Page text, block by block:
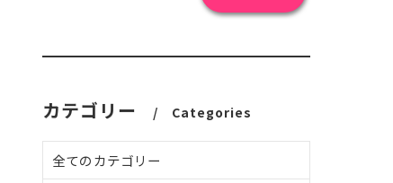
カテゴリー Categories
全てのカテゴリー